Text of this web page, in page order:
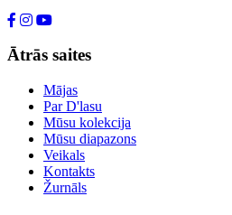
Ātrās saites
Mājas
Par D'lasu
Mūsu kolekcija
Mūsu diapazons
Veikals
Kontakts
Žurnāls